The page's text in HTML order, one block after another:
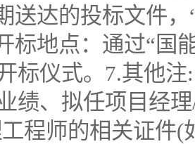
送达的投标文件
标地点：通过“国
标仪式。7.其他
绩、拟任项目经
程师的相关证件